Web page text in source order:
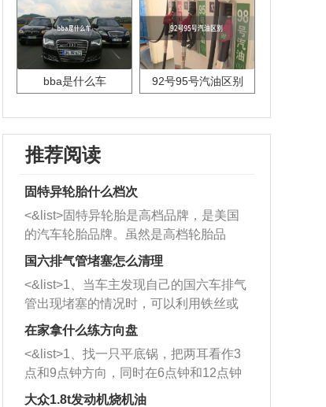
bba是什么车 92号95号汽油区别
推荐阅读
固特异轮胎什么档次
<&list>固特异轮胎是高档品牌，是美国
的汽车轮胎品牌。虽然是高档轮胎品
牌，但是中高低端的轮胎都有生产，这
也是为了更好的开拓市场。
国六排气管堵塞怎么清理
<&list>1、当车主发现自己的国六车排气
管出现堵塞的情况时，可以利用铁丝或
者是细棍，直接将杂物给取出来，如果
堵塞情况比较严重，也可以采取应急措
施。 <&list>2、直接利用木棍将所有的
杂物推到排气管里面的位置处，然后将
三元催化器拆解开，就可以将堵塞的东
在家拿什么练方向盘
<&list>1、找一只平底锅，把两耳看作3
点和9点钟方向，同时在6点钟和12点钟
方向做一个标记。 <&list>2、双手握住
大众1.8t发动机烧机油